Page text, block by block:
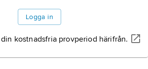
Logga in
din kostnadsfria provperiod härifrån.